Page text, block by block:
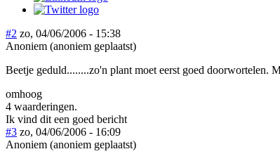
#2 zo, 04/06/2006 - 15:38
Anoniem (anoniem geplaatst)
Beetje geduld........zo'n plant moet eerst goed doorwortelen.
omhoog
4 waarderingen.
Ik vind dit een goed bericht
#3 zo, 04/06/2006 - 16:09
Anoniem (anoniem geplaatst)